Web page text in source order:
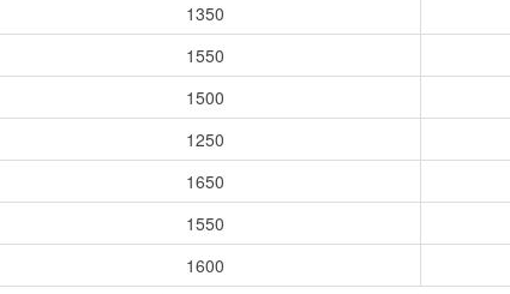
1350
1550
1500
1250
1650
1550
1600